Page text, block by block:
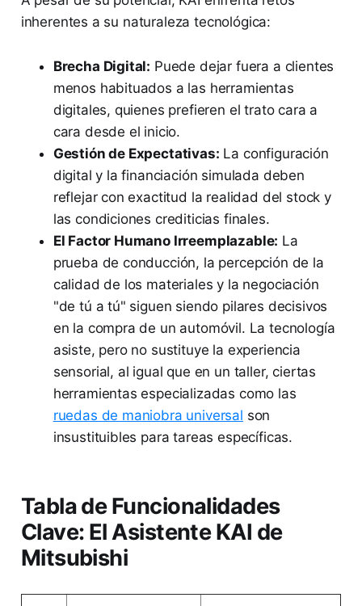
inherentes a su naturaleza tecnológica:
Brecha Digital: Puede dejar fuera a clientes
menos habituados a las herramientas
digitales, quienes prefieren el trato cara a
cara desde el inicio.
Gestión de Expectativas: La configuración
digital y la financiación simulada deben
reflejar con exactitud la realidad del stock y
las condiciones crediticias finales.
El Factor Humano Irreemplazable: La
prueba de conducción, la percepción de la
calidad de los materiales y la negociación
"de tú a tú" siguen siendo pilares decisivos
en la compra de un automóvil. La tecnología
asiste, pero no sustituye la experiencia
sensorial, al igual que en un taller, ciertas
herramientas especializadas como las
ruedas de maniobra universal son
insustituibles para tareas específicas.
Tabla de Funcionalidades
Clave: El Asistente KAI de
Mitsubishi